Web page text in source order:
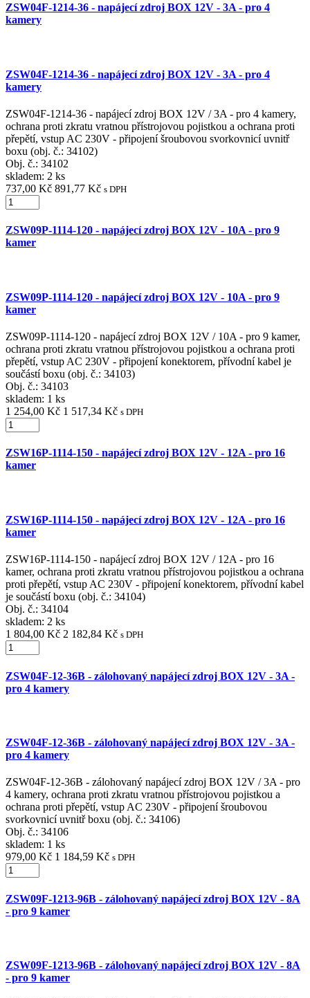
ZSW04F-1214-36 - napájecí zdroj BOX 12V - 3A - pro 4
kamery
ZSW04F-1214-36 - napájecí zdroj BOX 12V - 3A - pro 4
kamery
ZSW04F-1214-36 - napájecí zdroj BOX 12V / 3A - pro 4 kamery,
ochrana proti zkratu vratnou přístrojovou pojistkou a ochrana proti
přepětí, vstup AC 230V - připojení šroubovou svorkovnicí uvnitř
boxu (obj. č.: 34102)
Obj. č.: 34102
skladem: 2 ks
737,00 Kč 891,77 Kč s DPH
ZSW09P-1114-120 - napájecí zdroj BOX 12V - 10A - pro 9
kamer
ZSW09P-1114-120 - napájecí zdroj BOX 12V - 10A - pro 9
kamer
ZSW09P-1114-120 - napájecí zdroj BOX 12V / 10A - pro 9 kamer,
ochrana proti zkratu vratnou přístrojovou pojistkou a ochrana proti
přepětí, vstup AC 230V - připojení konektorem, přívodní kabel je
součástí boxu (obj. č.: 34103)
Obj. č.: 34103
skladem: 1 ks
1 254,00 Kč 1 517,34 Kč s DPH
ZSW16P-1114-150 - napájecí zdroj BOX 12V - 12A - pro 16
kamer
ZSW16P-1114-150 - napájecí zdroj BOX 12V - 12A - pro 16
kamer
ZSW16P-1114-150 - napájecí zdroj BOX 12V / 12A - pro 16
kamer, ochrana proti zkratu vratnou přístrojovou pojistkou a ochrana
proti přepětí, vstup AC 230V - připojení konektorem, přívodní kabel
je součástí boxu (obj. č.: 34104)
Obj. č.: 34104
skladem: 2 ks
1 804,00 Kč 2 182,84 Kč s DPH
ZSW04F-12-36B - zálohovaný napájecí zdroj BOX 12V - 3A -
pro 4 kamery
ZSW04F-12-36B - zálohovaný napájecí zdroj BOX 12V - 3A -
pro 4 kamery
ZSW04F-12-36B - zálohovaný napájecí zdroj BOX 12V / 3A - pro
4 kamery, ochrana proti zkratu vratnou přístrojovou pojistkou a
ochrana proti přepětí, vstup AC 230V - připojení šroubovou
svorkovnicí uvnitř boxu (obj. č.: 34106)
Obj. č.: 34106
skladem: 1 ks
979,00 Kč 1 184,59 Kč s DPH
ZSW09F-1213-96B - zálohovaný napájecí zdroj BOX 12V - 8A
- pro 9 kamer
ZSW09F-1213-96B - zálohovaný napájecí zdroj BOX 12V - 8A
- pro 9 kamer